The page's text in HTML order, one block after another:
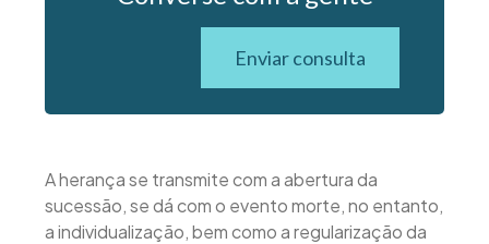
Enviar consulta
A herança se transmite com a abertura da
sucessão, se dá com o evento morte, no entanto,
a individualização, bem como a regularização da